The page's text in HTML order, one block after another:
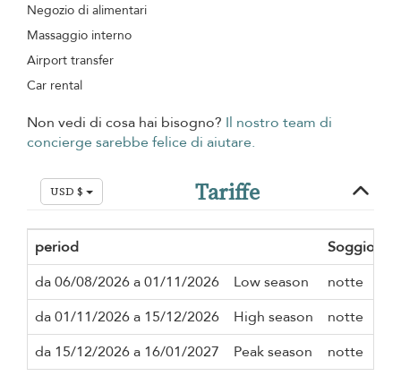
Negozio di alimentari
Massaggio interno
Airport transfer
Car rental
Non vedi di cosa hai bisogno? Il nostro team di
concierge sarebbe felice di aiutare.
USD $ Tariffe
period
da 06/08/2026 a 01/11/2026
Low season
notte
da 01/11/2026 a 15/12/2026
High season
notte
da 15/12/2026 a 16/01/2027
Peak season notte